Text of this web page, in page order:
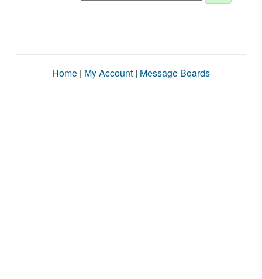
Home | My Account | Message Boards